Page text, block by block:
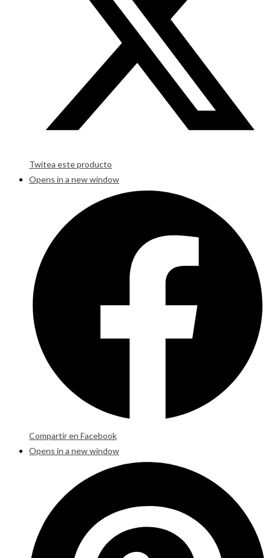
Twitea este producto
Opens in a new window
Compartir en Facebook
Opens in a new window